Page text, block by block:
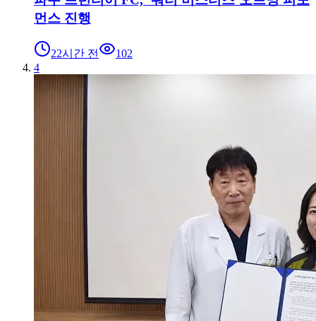
먼스 진행
22시간 전
102
4